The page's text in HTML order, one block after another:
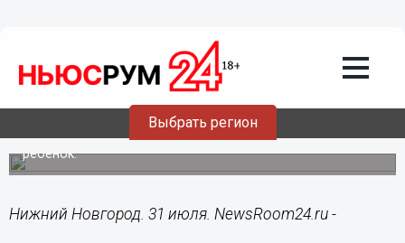
Выбрать регион
31.07.201417:21
Умерла еще одна участница ДТП в
Сергачском районе
В результате аварии погибли три человека, в том числе
ребенок.
Нижний Новгород. 31 июля. NewsRoom24.ru -